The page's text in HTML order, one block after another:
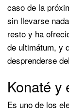
caso de la
sin llevarse
resto y ha
de ultimátum, y
desprenderse
Konaté y
Es uno de los